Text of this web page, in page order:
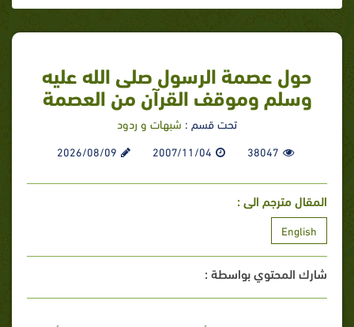
حول عصمة الرسول صلى الله عليه
وسلم وموقف القرآن من العصمة
تحت قسم : شبهات و ردود
38047
2007/11/04
2026/08/09
المقال مترجم الى :
English
شارك المحتوي بواسطة :